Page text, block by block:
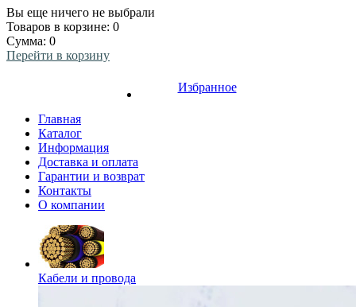
Вы еще ничего не выбрали
Товаров в корзине: 0
Сумма: 0
Перейти в корзину
Избранное
Главная
Каталог
Информация
Доставка и оплата
Гарантии и возврат
Контакты
О компании
Кабели и провода